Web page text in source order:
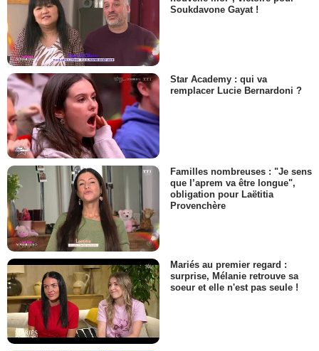
Soukdavone Gayat !
Star Academy : qui va
remplacer Lucie Bernardoni ?
Familles nombreuses : "Je sens
que l’aprem va être longue",
obligation pour Laëtitia
Provenchère
Mariés au premier regard :
surprise, Mélanie retrouve sa
soeur et elle n'est pas seule !